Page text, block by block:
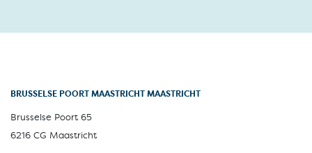
BRUSSELSE POORT MAASTRICHT MAASTRICHT
Brusselse Poort 65
6216 CG Maastricht